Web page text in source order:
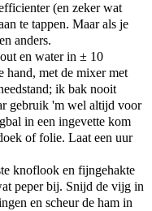
(en zeker wat
te tappen. Maar als je
anders.
en water in ± 10
hand, met de mixer met
ik bak nooit
gebruik 'm wel altijd voor
in een ingevette kom
of folie. Laat een uur
knoflook en fijngehakte
peper bij. Snijd de vijg in
en scheur de ham in